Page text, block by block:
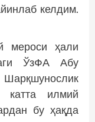
келдим.
мероси ҳали
ЎзФА Абу
катта илмий
бу ҳақда